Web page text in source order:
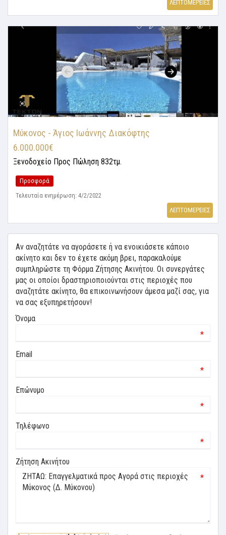
ΛΕΠΤΟΜΕΡΕΙΕΣ
Μύκονος - Άγιος Ιωάννης Διακόφτης
6.000.000€
Ξενοδοχείο Προς Πώληση 832τμ.
Προσφορά
Τελευταία ενημέρωση: 4/2/2022
ΛΕΠΤΟΜΕΡΕΙΕΣ
Αν αναζητάτε να αγοράσετε ή να ενοικιάσετε κάποιο
ακίνητο και δεν το έχετε ακόμη βρει, παρακαλούμε
συμπληρώστε τη Φόρμα Ζήτησης Ακινήτου. Οι συνεργάτες
μας οι οποίοι δραστηριοποιούνται στις περιοχές που
αναζητάτε ακίνητο, θα επικοινωνήσουν άμεσα μαζί σας, για
να σας εξυπηρετήσουν!
Όνομα
*
Email
*
Επώνυμο
*
Τηλέφωνο
*
Ζήτηση Ακινήτου
*